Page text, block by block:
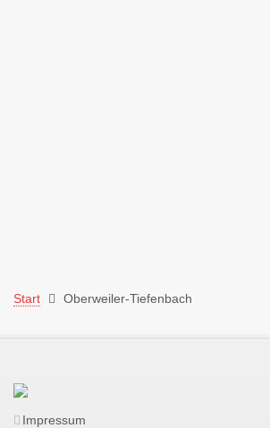
Start Oberweiler-Tiefenbach
Impressum